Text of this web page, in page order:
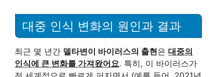
대중 인식 변화의 원인과 결과
최근 몇 년간 델타변이 바이러스의 출현은 대중의
인식에 큰 변화를 가져왔어요. 특히, 이 바이러스가